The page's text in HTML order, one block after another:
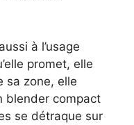
à l’usage
promet, elle
sa zone, elle
blender compact
se détraque sur